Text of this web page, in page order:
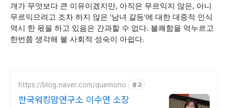
개가 무엇보다 큰 이유이겠지만, 아직은 무르익지 않은, 아니
무르익으려고 조차 하지 않은 '남녀 갈등'에 대한 대중적 인식
역시 한 몫을 하고 있음은 간과할 수 없다. 불쾌함을 억누르고
한번쯤 생각해 볼 사회적 성숙이 아쉽다.
https://blog.naver.com/quemono 광고
한국워킹맘연구소 이수연 소장